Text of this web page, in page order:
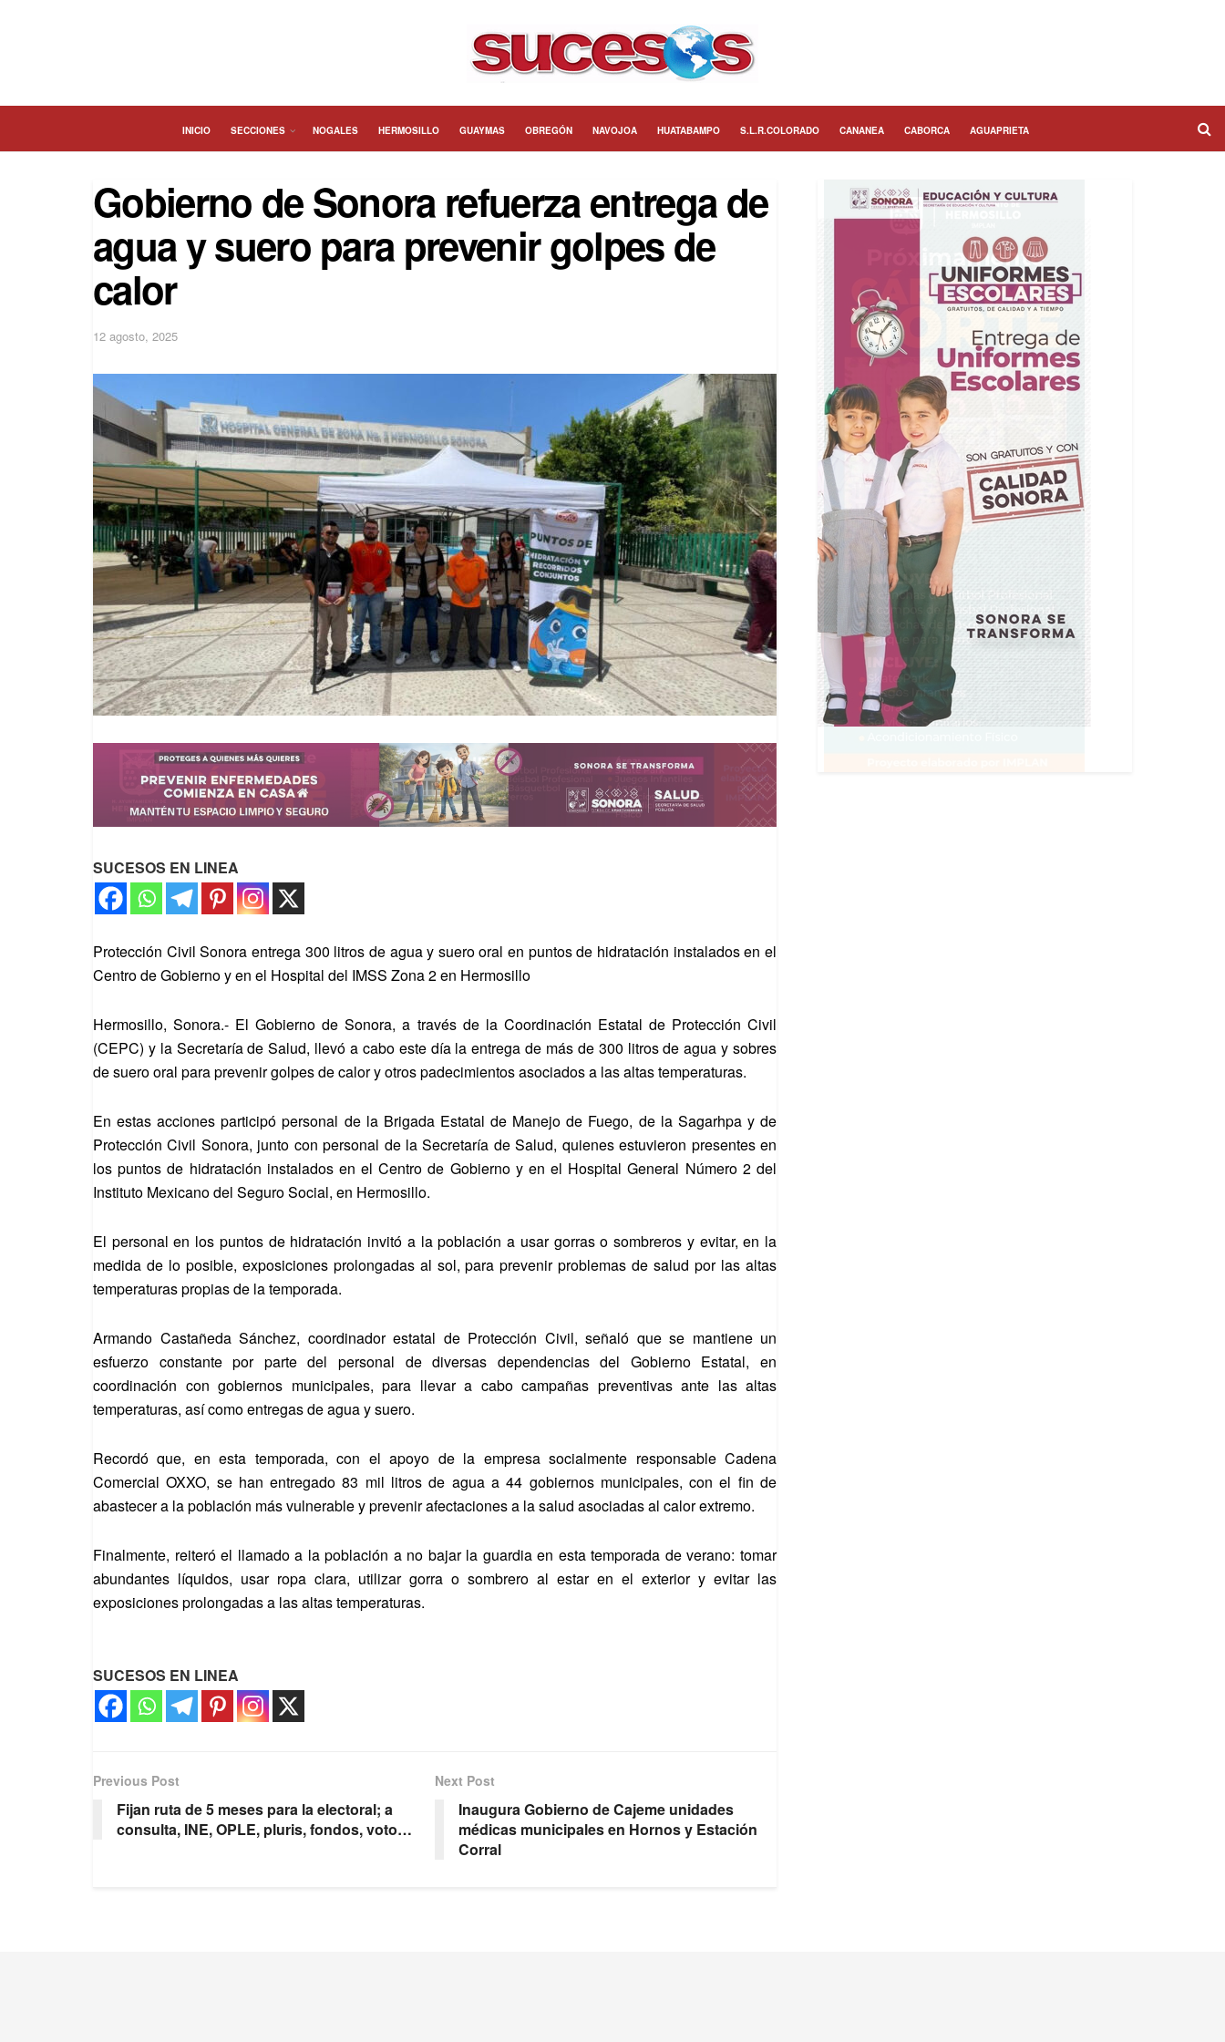
INICIO SECCIONES NOGALES HERMOSILLO GUAYMAS OBREGÓN NAVOJOA HUATABAMPO S.L.R.COLORADO CANANEA CABORCA AGUAPRIETA
Gobierno de Sonora refuerza entrega de
agua y suero para prevenir golpes de
calor
12 agosto, 2025
SUCESOS EN LINEA
Protección Civil Sonora entrega 300 litros de agua y suero oral en puntos de hidratación instalados en el
Centro de Gobierno y en el Hospital del IMSS Zona 2 en Hermosillo
Hermosillo, Sonora.- El Gobierno de Sonora, a través de la Coordinación Estatal de Protección Civil
(CEPC) y la Secretaría de Salud, llevó a cabo este día la entrega de más de 300 litros de agua y sobres
de suero oral para prevenir golpes de calor y otros padecimientos asociados a las altas temperaturas.
En estas acciones participó personal de la Brigada Estatal de Manejo de Fuego, de la Sagarhpa y de
Protección Civil Sonora, junto con personal de la Secretaría de Salud, quienes estuvieron presentes en
los puntos de hidratación instalados en el Centro de Gobierno y en el Hospital General Número 2 del
Instituto Mexicano del Seguro Social, en Hermosillo.
El personal en los puntos de hidratación invitó a la población a usar gorras o sombreros y evitar, en la
medida de lo posible, exposiciones prolongadas al sol, para prevenir problemas de salud por las altas
temperaturas propias de la temporada.
Armando Castañeda Sánchez, coordinador estatal de Protección Civil, señaló que se mantiene un
esfuerzo constante por parte del personal de diversas dependencias del Gobierno Estatal, en
coordinación con gobiernos municipales, para llevar a cabo campañas preventivas ante las altas
temperaturas, así como entregas de agua y suero.
Recordó que, en esta temporada, con el apoyo de la empresa socialmente responsable Cadena
Comercial OXXO, se han entregado 83 mil litros de agua a 44 gobiernos municipales, con el fin de
abastecer a la población más vulnerable y prevenir afectaciones a la salud asociadas al calor extremo.
Finalmente, reiteró el llamado a la población a no bajar la guardia en esta temporada de verano: tomar
abundantes líquidos, usar ropa clara, utilizar gorra o sombrero al estar en el exterior y evitar las
exposiciones prolongadas a las altas temperaturas.
SUCESOS EN LINEA
Previous Post
Fijan ruta de 5 meses para la electoral; a
consulta, INE, OPLE, pluris, fondos, voto…
Next Post
Inaugura Gobierno de Cajeme unidades
médicas municipales en Hornos y Estación
Corral